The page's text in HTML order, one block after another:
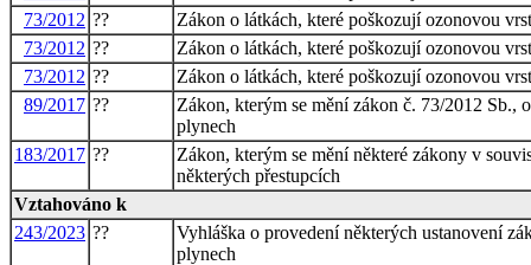
73/2012 ??
Zákon o látkách, které poškozují ozonovou
73/2012 ??
Zákon o látkách, které poškozují ozonovou
73/2012 ??
Zákon o látkách, které poškozují ozonovou
89/2017 ??
Zákon, kterým se mění zákon č. 73/2012
plynech
183/2017 ??
Zákon, kterým se mění některé zákony v
některých přestupcích
Vztahováno k
243/2023 ??
Vyhláška o provedení některých ustanovení
plynech